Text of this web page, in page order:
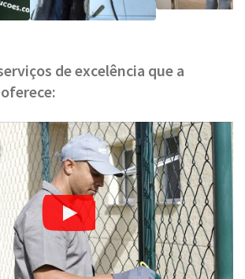
de excelência que a